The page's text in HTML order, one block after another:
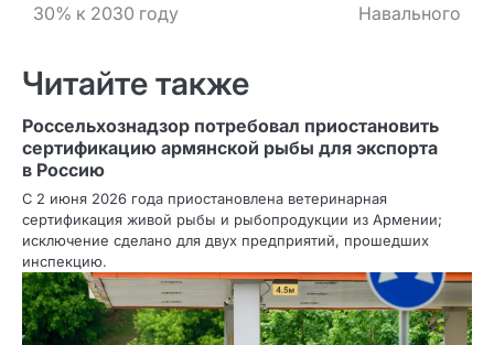
30% к 2030 году
Навального
Читайте также
Россельхознадзор потребовал приостановить
сертификацию армянской рыбы для экспорта
в Россию
С 2 июня 2026 года приостановлена ветеринарная
сертификация живой рыбы и рыбопродукции из Армении;
исключение сделано для двух предприятий, прошедших
инспекцию.